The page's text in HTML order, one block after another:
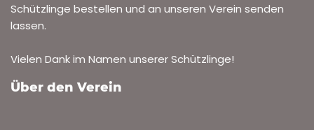
Schützlinge bestellen und an unseren Verein senden
lassen.
Vielen Dank im Namen unserer Schützlinge!
Über den Verein